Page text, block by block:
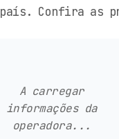
país. Confira as
A carregar
informações da
operadora...